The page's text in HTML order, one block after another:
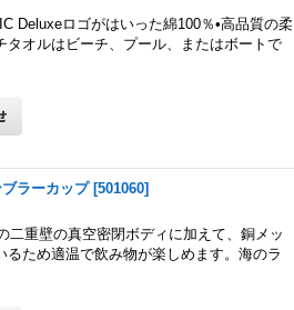
Deluxeロゴがはいった綿100％•高品質の柔
オルはビーチ、プール、またはボートで
ラーカップ [501060]
重壁の真空密閉ボディに加えて、銅メッ
ため適温で飲み物が楽しめます。海のラ